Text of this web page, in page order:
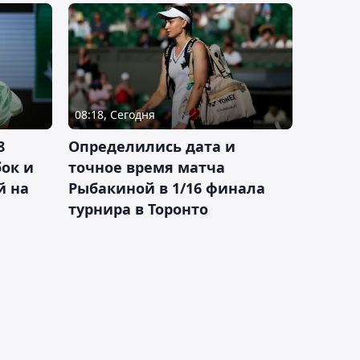
и
на
08:18, Сегодня
Определились дата и
точное время матча
Рыбакиной в 1/16 финала
турнира в Торонто